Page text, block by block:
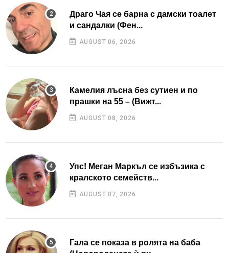
Драго Чая се барна с дамски тоалет
и сандалки (Фен...
AUGUST 06, 2026
Камелия лъсна без сутиен и по
прашки на 55 – (Вижт...
AUGUST 08, 2026
Упс! Меган Маркъл се избъзика с
кралското семейств...
AUGUST 07, 2026
Гала се показа в ролята на баба